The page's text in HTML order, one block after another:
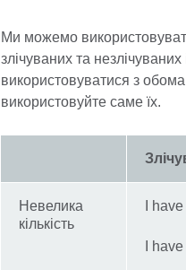
Ми можемо
злічуваних та
використовуватися з
використовуйте саме їх.
Невелика
кількість
I have
I have